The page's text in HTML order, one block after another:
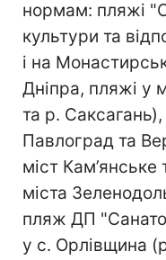
нормам: пляжі
культури та
і на
Дніпра, пляжі у
та р. Саксагань),
Павлоград та
міст
міста
пляж ДП
у с. Орлівщина